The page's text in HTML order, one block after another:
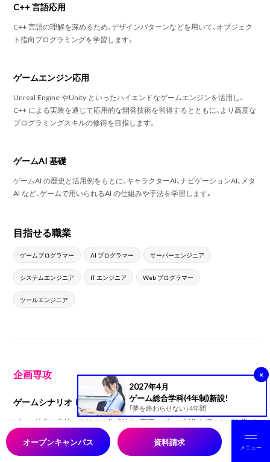
C++ 言語応用
C++ 言語の理解を深めるため、デザインパターンなどを用いて、オブジェク
ト指向プログラミングを学習します。
ゲームエンジン応用
Unreal Engine やUnity といったハイエンドなゲームエンジンを活用し、
C++ による実装を通じて応用的な開発技術を習得するとともに、より高度な
プログラミングスキルの修得を目指します。
ゲームAI 基礎
ゲームAI の歴史と活用例をもとに、キャラクターAI、ナビゲーションAI、メタ
AI など、ゲームで用いられるAI の仕組みや手法を学習します。
目指せる職業
ゲームプログラマー AI プログラマー サーバーエンジニア
システムエンジニア IT エンジニア Web プログラマー
ツールエンジニア
企画専攻
ゲームシナリオⅠ
ゲーム特有の分岐シナリオの作成法を、実際にゲーム制作を行いながら学び
2027年4月
ゲーム総合学科(4年制)新設！
「夢を終わらせない」4年間
×
メニュー
オープンキャンパス 資料請求